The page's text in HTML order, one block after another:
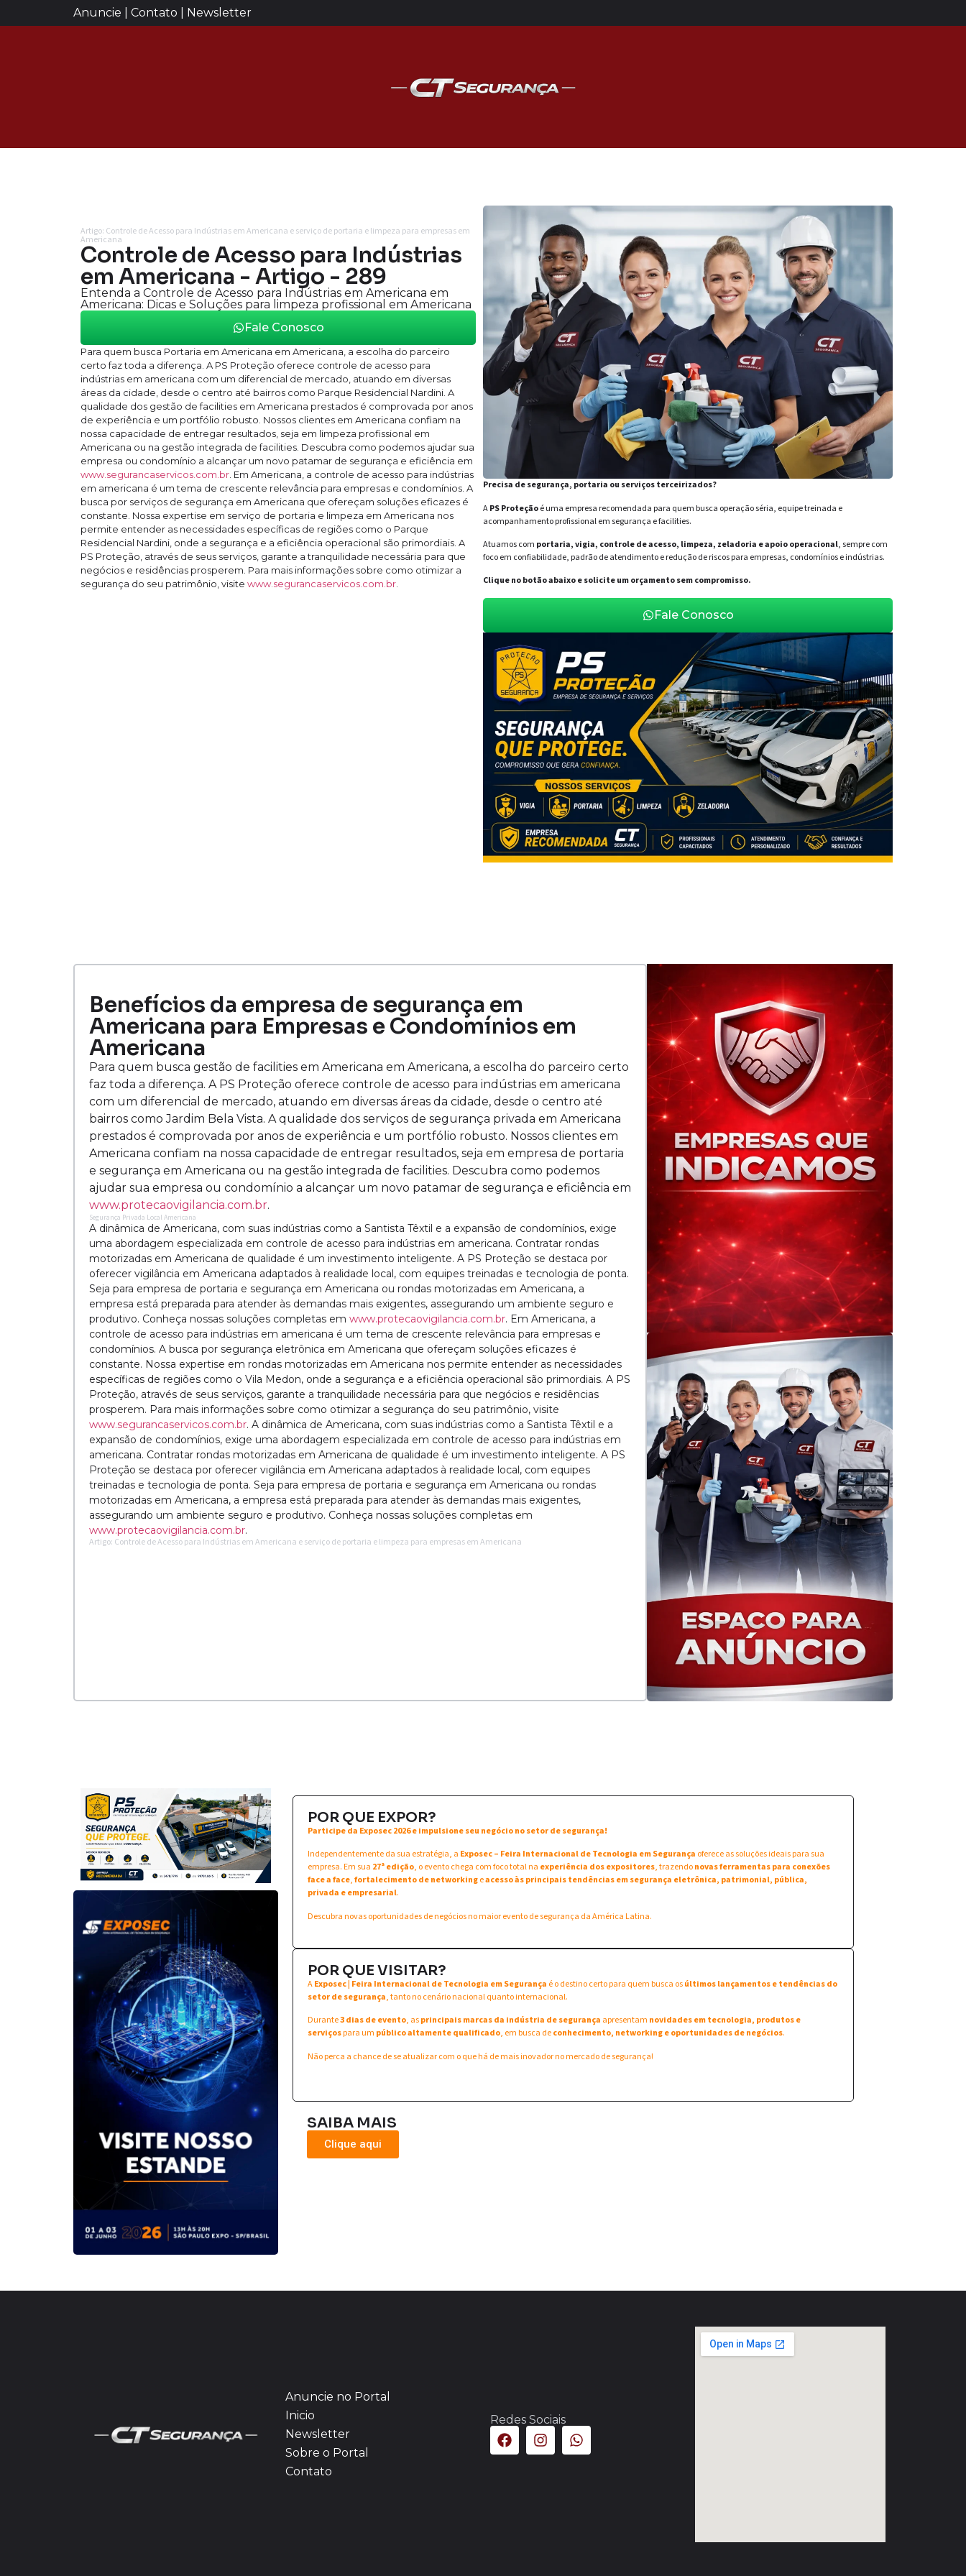
Anuncie | Contato | Newsletter
Artigo: Controle de Acesso para Indústrias em Americana e serviço de portaria e limpeza para empresas em
Americana
Controle de Acesso para Indústrias
em Americana - Artigo - 289
Entenda a Controle de Acesso para Indústrias em Americana em
Americana: Dicas e Soluções para limpeza profissional em Americana
Fale Conosco
Para quem busca Portaria em Americana em Americana, a escolha do parceiro
certo faz toda a diferença. A PS Proteção oferece controle de acesso para
indústrias em americana com um diferencial de mercado, atuando em diversas
áreas da cidade, desde o centro até bairros como Parque Residencial Nardini. A
qualidade dos gestão de facilities em Americana prestados é comprovada por anos
de experiência e um portfólio robusto. Nossos clientes em Americana confiam na
nossa capacidade de entregar resultados, seja em limpeza profissional em
Americana ou na gestão integrada de facilities. Descubra como podemos ajudar sua
empresa ou condomínio a alcançar um novo patamar de segurança e eficiência em
www.segurancaservicos.com.br . Em Americana, a controle de acesso para indústrias
em americana é um tema de crescente relevância para empresas e condomínios. A
busca por serviços de segurança em Americana que ofereçam soluções eficazes é
constante. Nossa expertise em serviço de portaria e limpeza em Americana nos
permite entender as necessidades específicas de regiões como o Parque
Residencial Nardini, onde a segurança e a eficiência operacional são primordiais. A
PS Proteção, através de seus serviços, garante a tranquilidade necessária para que
negócios e residências prosperem. Para mais informações sobre como otimizar a
segurança do seu patrimônio, visite www.segurancaservicos.com.br
Precisa de segurança, portaria ou serviços terceirizados?
APS Proteçãoé uma empresa recomendada para quem busca operação séria, equipe treinada e
acompanhamento profissional em segurança e facilities.
Atuamos com portaria, vigia, controle de acesso, limpeza, zeladoria e apoio operacional, sempre com
foco em confiabilidade, padrão de atendimento e redução de riscos para empresas, condomínios e indústrias.
Clique no botão abaixo e solicite um orçamento sem compromisso.
Fale Conosco
Benefícios da empresa de segurança em
Americana para Empresas e Condomínios em
Americana
Para quem busca gestão de facilities em Americana em Americana, a escolha do parceiro certo
faz toda a diferença. A PS Proteção oferece controle de acesso para indústrias em americana
com um diferencial de mercado, atuando em diversas áreas da cidade, desde o centro até
bairros como Jardim Bela Vista. A qualidade dos serviços de segurança privada em Americana
prestados é comprovada por anos de experiência e um portfólio robusto. Nossos clientes em
Americana confiam na nossa capacidade de entregar resultados, seja em empresa de portaria
e segurança em Americana ou na gestão integrada de facilities. Descubra como podemos
ajudar sua empresa ou condomínio a alcançar um novo patamar de segurança e eficiência em
www.protecaovigilancia.com.br.
Segurança Privada Local Americana
A dinâmica de Americana, com suas indústrias como a Santista Têxtil e a expansão de condomínios, exige
uma abordagem especializada em controle de acesso para indústrias em americana. Contratar rondas
motorizadas em Americana de qualidade é um investimento inteligente. A PS Proteção se destaca por
oferecer vigilância em Americana adaptados à realidade local, com equipes treinadas e tecnologia de ponta.
Seja para empresa de portaria e segurança em Americana ou rondas motorizadas em Americana, a
empresa está preparada para atender às demandas mais exigentes, assegurando um ambiente seguro e
produtivo. Conheça nossas soluções completas em www.protecaovigilancia.com.br. Em Americana, a
controle de acesso para indústrias em americana é um tema de crescente relevância para empresas e
condomínios. A busca por segurança eletrônica em Americana que ofereçam soluções eficazes é
constante. Nossa expertise em rondas motorizadas em Americana nos permite entender as necessidades
específicas de regiões como o Vila Medon, onde a segurança e a eficiência operacional são primordiais. A PS
Proteção, através de seus serviços, garante a tranquilidade necessária para que negócios e residências
prosperem. Para mais informações sobre como otimizar a segurança do seu patrimônio, visite
www.segurancaservicos.com.br. A dinâmica de Americana, com suas indústrias como a Santista Têxtil e a
expansão de condomínios, exige uma abordagem especializada em controle de acesso para indústrias em
americana. Contratar rondas motorizadas em Americana de qualidade é um investimento inteligente. A PS
Proteção se destaca por oferecer vigilância em Americana adaptados à realidade local, com equipes
treinadas e tecnologia de ponta. Seja para empresa de portaria e segurança em Americana ou rondas
motorizadas em Americana, a empresa está preparada para atender às demandas mais exigentes,
assegurando um ambiente seguro e produtivo. Conheça nossas soluções completas em
www.protecaovigilancia.com.br.
Artigo: Controle de Acesso para Indústrias em Americana e serviço de portaria e limpeza para empresas em Americana
POR QUE EXPOR?
Participe da Exposec 2026 e impulsione seu negócio no setor de segurança!
Independentemente da sua estratégia, a Exposec – Feira Internacional de Tecnologia em Segurança oferece as soluções ideais para sua
empresa. Em sua 27ª edição, o evento chega com foco total na experiência dos expositores, trazendonovas ferramentas para conexões
face a face,fortalecimento de networkingeacesso às principais tendências em segurança eletrônica, patrimonial, pública,
privada e empresarial.
Descubra novas oportunidades de negócios no maior evento de segurança da América Latina.
POR QUE VISITAR?
AExposec | Feira Internacional de Tecnologia em Segurança é o destino certo para quem busca osúltimos lançamentos e tendências do
setor de segurança, tanto no cenário nacional quanto internacional.
Durante3 dias de evento, asprincipais marcas da indústria de segurança apresentam novidades em tecnologia, produtos e
serviçospara um público altamente qualificado, em busca deconhecimento, networking e oportunidades de negócios.
Não perca a chance de se atualizar com o que há de mais inovador no mercado de segurança!
SAIBA MAIS
Clique aqui
Anuncie no Portal
Inicio
Newsletter
Sobre o Portal
Contato
Redes Sociais